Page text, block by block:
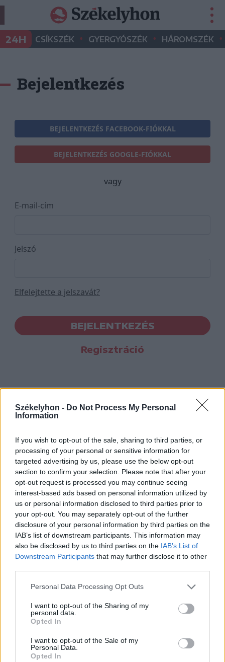
Székelyhon - Do Not Process My Personal
Information
If you wish to opt-out of the sale, sharing to third parties, or
processing of your personal or sensitive information for
targeted advertising by us, please use the below opt-out
section to confirm your selection. Please note that after your
opt-out request is processed you may continue seeing
interest-based ads based on personal information utilized by
us or personal information disclosed to third parties prior to
your opt-out. You may separately opt-out of the further
disclosure of your personal information by third parties on the
IAB’s list of downstream participants. This information may
also be disclosed by us to third parties on the IAB’s List of
Downstream Participants that may further disclose it to other
Personal Data Processing Opt Outs
I want to opt-out of the Sharing of my
personal data.
Opted In
I want to opt-out of the Sale of my
Personal Data.
Opted In
24H CSÍKSZÉK • GYERGYÓSZÉK • HÁROMSZÉK •
Bejelentkezés
BEJELENTKEZÉS FACEBOOK-FIÓKKAL
BEJELENTKEZÉS GOOGLE-FIÓKKAL
vagy
E-mail-cím
Jelszó
Elfelejtette a jelszavát?
BEJELENTKEZÉS
Regisztráció
Hasznos
Impresszum
Szerzői jogok
Adatvédelmi tájékoztató
Cookie-kezelési tájékoztató
Hozzászólási szabályzat
Nyomtatott lapjaink archívuma
Székely Hírmondó archívuma
Sütibeállítások